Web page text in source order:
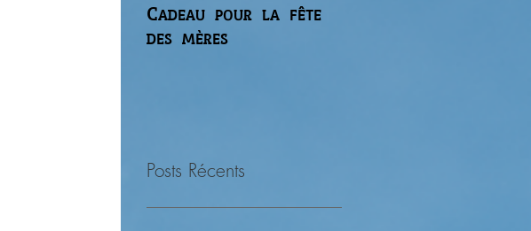
Cadeau pour la fête
des mères
Posts Récents